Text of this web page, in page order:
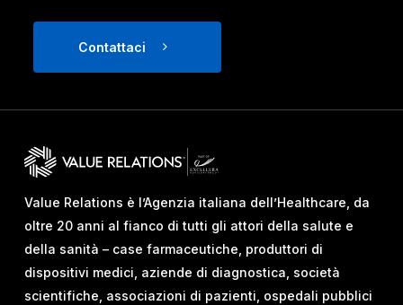
Contattaci
Value Relations è l’Agenzia italiana dell’Healthcare, da
oltre 20 anni al fianco di tutti gli attori della salute e
della sanità – case farmaceutiche, produttori di
dispositivi medici, aziende di diagnostica, società
scientifiche, associazioni di pazienti, ospedali pubblici